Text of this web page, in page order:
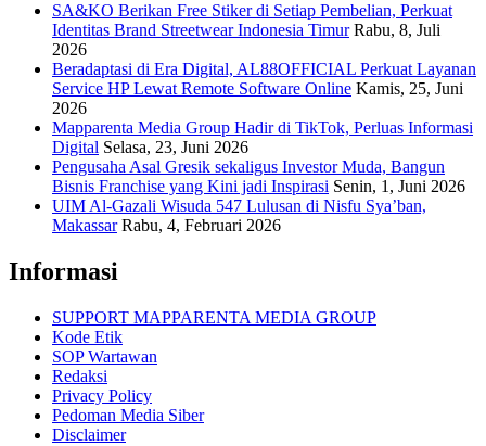
SA&KO Berikan Free Stiker di Setiap Pembelian, Perkuat
Identitas Brand Streetwear Indonesia Timur Rabu, 8, Juli
2026
Beradaptasi di Era Digital, AL88OFFICIAL Perkuat Layanan
Service HP Lewat Remote Software Online Kamis, 25, Juni
2026
Mapparenta Media Group Hadir di TikTok, Perluas Informasi
Digital Selasa, 23, Juni 2026
Pengusaha Asal Gresik sekaligus Investor Muda, Bangun
Bisnis Franchise yang Kini jadi Inspirasi Senin, 1, Juni 2026
UIM Al-Gazali Wisuda 547 Lulusan di Nisfu Sya’ban,
Makassar Rabu, 4, Februari 2026
Informasi
SUPPORT MAPPARENTA MEDIA GROUP
Kode Etik
SOP Wartawan
Redaksi
Privacy Policy
Pedoman Media Siber
Disclaimer